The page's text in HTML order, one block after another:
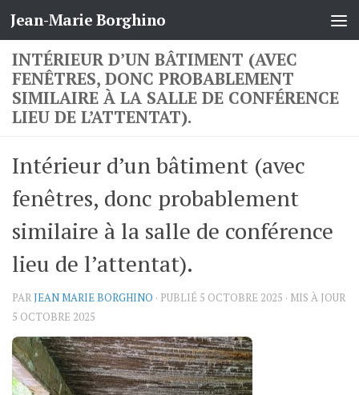
Skip to content
Jean-Marie Borghino
INTÉRIEUR D’UN BÂTIMENT (AVEC
FENÊTRES, DONC PROBABLEMENT
SIMILAIRE À LA SALLE DE CONFÉRENCE
LIEU DE L’ATTENTAT).
Intérieur d’un bâtiment (avec
fenêtres, donc probablement
similaire à la salle de conférence
lieu de l’attentat).
PARJEAN MARIE BORGHINO · PUBLIÉ 5 OCTOBRE 2025 · MIS À JOUR
5 OCTOBRE 2025